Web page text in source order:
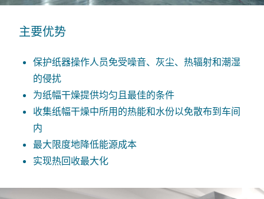
主要优势
保护纸器操作人员免受噪音、灰尘、热辐射和潮湿
的侵扰
为纸幅干燥提供均匀且最佳的条件
收集纸幅干燥中所用的热能和水份以免散布到车间
内
最大限度地降低能源成本
实现热回收最大化